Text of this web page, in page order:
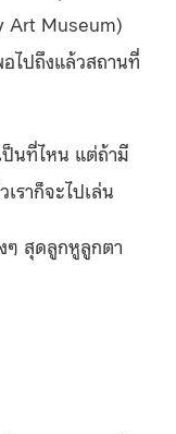
Art Museum)
ไปถึงแล้วสถานที่
ป็นที่ไหน แต่ถ้ามี
ราก็จะไปเล่น
ๆ สุดลูกหูลูกตา